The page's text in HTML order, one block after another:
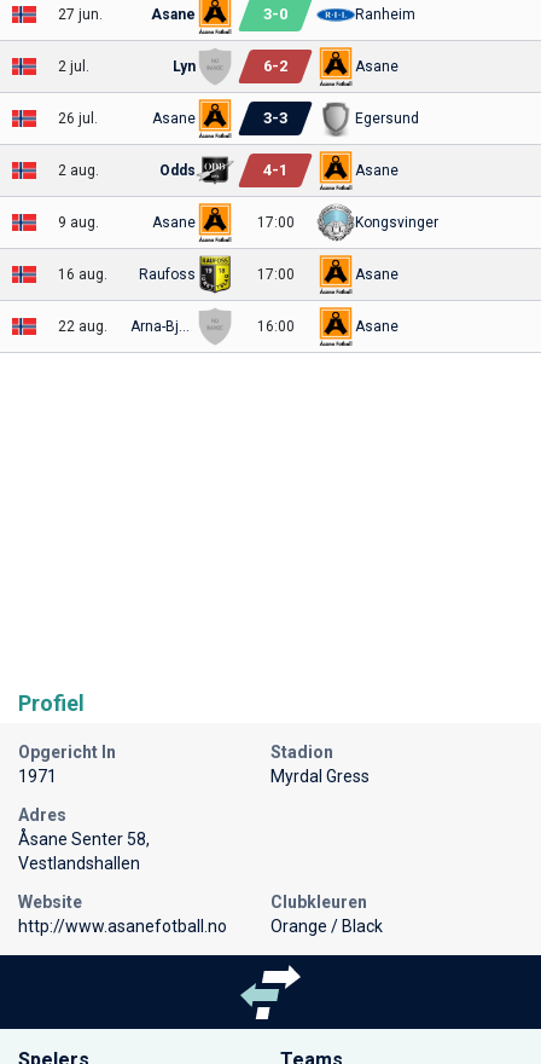
27 jun. Asane 3-0 Ranheim
2 jul. Lyn 6-2 Asane
26 jul. Asane 3-3 Egersund
2 aug. Odds 4-1 Asane
9 aug. Asane 17:00 Kongsvinger
16 aug. Raufoss 17:00 Asane
22 aug. Arna-Bjørnar 16:00 Asane
Profiel
Opgericht In
1971
Stadion
Myrdal Gress
Adres
Åsane Senter 58,
Vestlandshallen
Website
http://www.asanefotball.no
Clubkleuren
Orange / Black